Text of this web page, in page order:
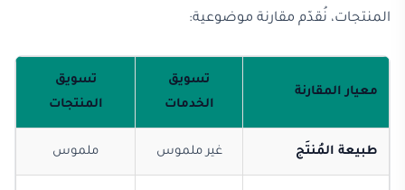
المنتجات، نُقدّم مقارنة موضوعية:
معيار المقارنة
تسويق
الخدمات
تسويق
المنتجات
طبيعة المُنتَج غير ملموس ملموس